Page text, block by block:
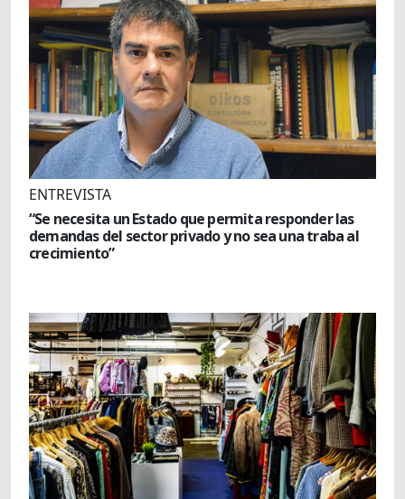
ENTREVISTA
“Se necesita un Estado que permita responder las
demandas del sector privado y no sea una traba al
crecimiento”